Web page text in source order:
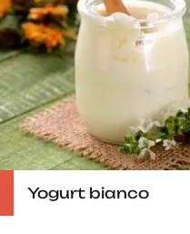
Yogurt bianco